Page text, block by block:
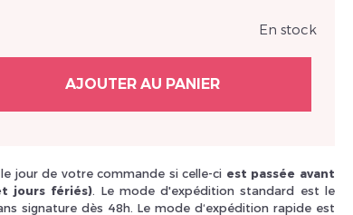
Déjà
En stock
AJOUTER AU PANIER
jour de votre commande si celle-ci est passée avant
jours fériés) . Le mode d'expédition standard est le
signature dès 48h. Le mode d‘expédition rapide est